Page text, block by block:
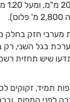
מערבי חזק בחלק
שיש תחזית
תמיד, זקוקים
לפני המפות,